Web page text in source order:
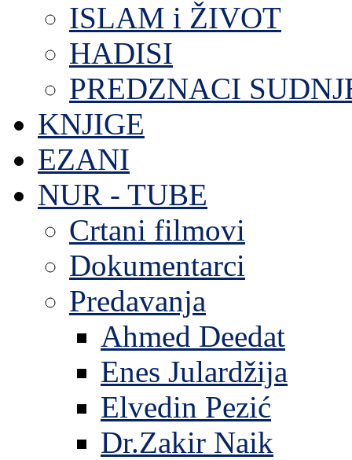
ISLAM i ŽIVOT
HADISI
PREDZNACI
KNJIGE
EZANI
NUR - TUBE
Crtani filmovi
Dokumentarci
Predavanja
Ahmed Deedat
Enes Julardžija
Elvedin Pezić
Dr.Zakir Naik